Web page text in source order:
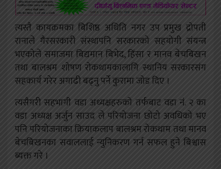
त्यस्तै कायक्रमका बिशिष्ठ अथिति नगर उप प्रमुख द्रोपती
रानाले गैरसरकारी संस्थापनि सरकारको सहयोगी संयन्त्र
भएकोले समाजमा बिद्यमान बिभेद, हिंसा र मानव बेचबिखन
तथा बालश्रम शोषण रोकथामकालागि स्थानिय सरकारसंग
सहकार्य गरेर अगाढी बढ्नु पर्ने कुरामा जोड दिए ।
त्यसैगरी सहभागी वडा अध्यक्षहरुको तर्फबाट वडा नंं. २ का
वडा अध्यक्ष अर्जुन साउद ले परियोजना छोटो अवधिको भए
पनि परियोजनाका क्रियाकलाप बालश्रम रोकथाम तथा मानव
बेचबिखनका सवाललाई न्युनिकरण गर्न सफल हुने बिश्वास
ब्यक्त गरे ।